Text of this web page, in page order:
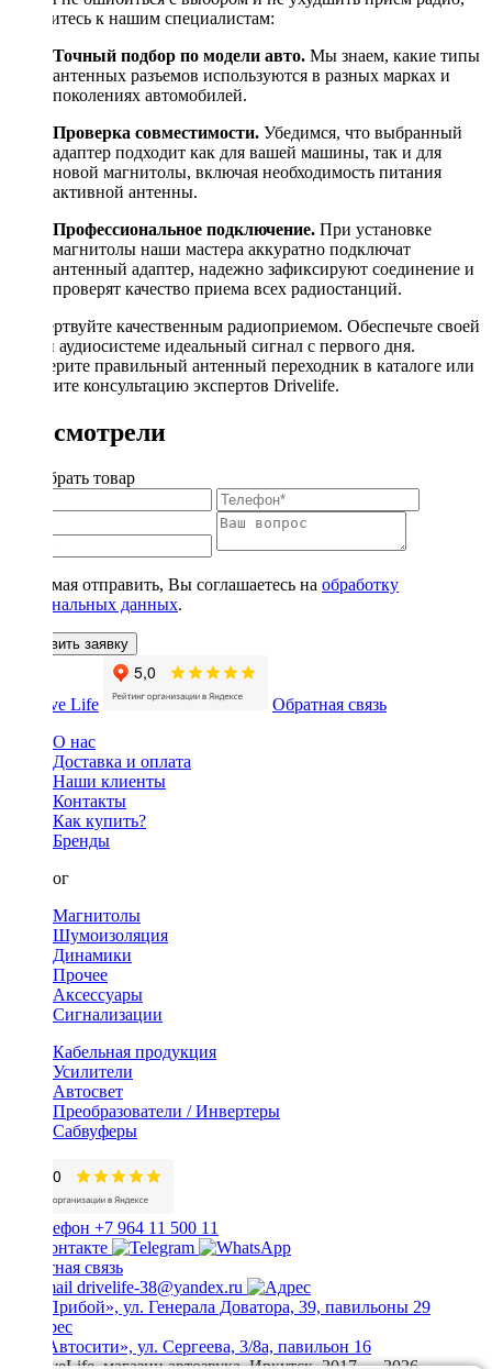
обратитесь к нашим специалистам:
Точный подбор по модели авто. Мы знаем, какие типы
антенных разъемов используются в разных марках и
поколениях автомобилей.
Проверка совместимости. Убедимся, что выбранный
адаптер подходит как для вашей машины, так и для
новой магнитолы, включая необходимость питания
активной антенны.
Профессиональное подключение. При установке
магнитолы наши мастера аккуратно подключат
антенный адаптер, надежно зафиксируют соединение и
проверят качество приема всех радиостанций.
Не жертвуйте качественным радиоприемом. Обеспечьте своей
новой аудиосистеме идеальный сигнал с первого дня.
Подберите правильный антенный переходник в каталоге или
получите консультацию экспертов Drivelife.
Вы смотрели
Подобрать товар
Нажимая отправить, Вы соглашаетесь на обработку
персональных данных.
Оставить заявку
Обратная связь
О нас
Доставка и оплата
Наши клиенты
Контакты
Как купить?
Бренды
Каталог
Магнитолы
Шумоизоляция
Динамики
Прочее
Аксессуары
Сигнализации
Кабельная продукция
Усилители
Автосвет
Преобразователи / Инвертеры
Сабвуферы
+7 964 11 500 11
Обратная связь
drivelife-38@yandex.ru
ТЦ «Прибой», ул. Генерала Доватора, 39, павильоны 29
ТЦ «Автосити», ул. Сергеева, 3/8а, павильон 16